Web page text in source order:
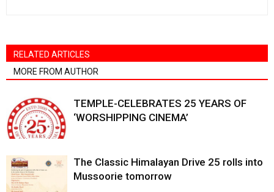
RELATED ARTICLES
MORE FROM AUTHOR
TEMPLE-CELEBRATES 25 YEARS OF
‘WORSHIPPING CINEMA’
The Classic Himalayan Drive 25 rolls into
Mussoorie tomorrow